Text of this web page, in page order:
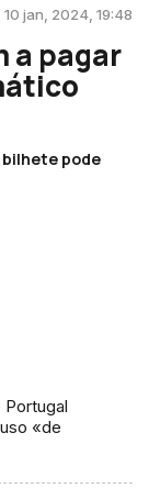
10 jan, 2024, 19:48
a pagar
bilhete pode
«de